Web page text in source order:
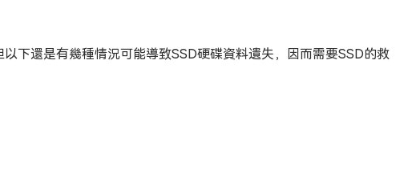
下還是有幾種情況可能導致SSD硬碟資料遺失，因而需要SSD的救